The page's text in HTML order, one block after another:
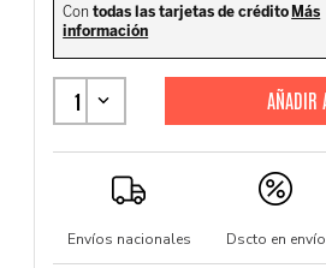
1
Envíos nacionales Dscto en envío